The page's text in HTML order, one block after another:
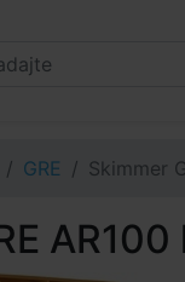
GRE Skimmer